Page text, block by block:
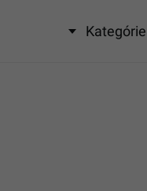
Kategórie